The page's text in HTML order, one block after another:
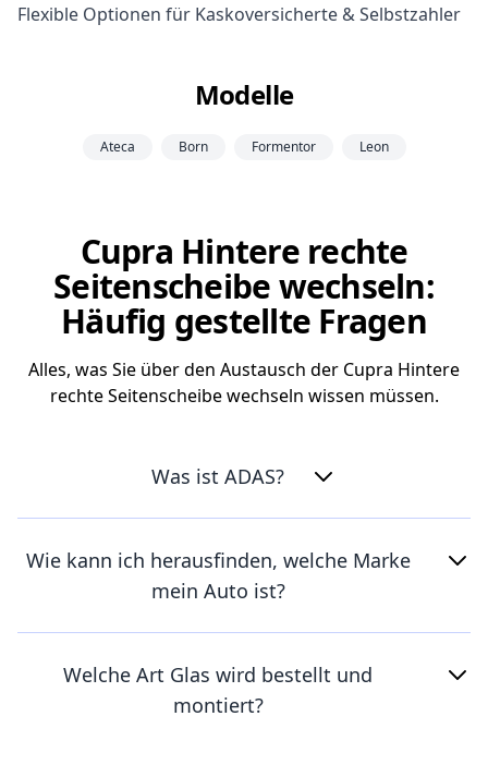
Flexible Optionen für Kaskoversicherte & Selbstzahler
Modelle
Ateca Born Formentor Leon
Cupra Hintere rechte
Seitenscheibe wechseln:
Häufig gestellte Fragen
Alles, was Sie über den Austausch der Cupra Hintere
rechte Seitenscheibe wechseln wissen müssen.
Was ist ADAS?
Wie kann ich herausfinden, welche Marke
mein Auto ist?
Welche Art Glas wird bestellt und
montiert?